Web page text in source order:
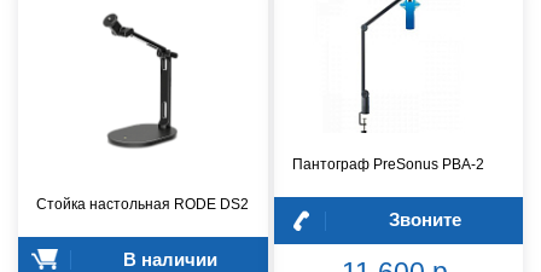
Стойка настольная RODE DS2
В наличии
Пантограф PreSonus PBA-2
Звоните